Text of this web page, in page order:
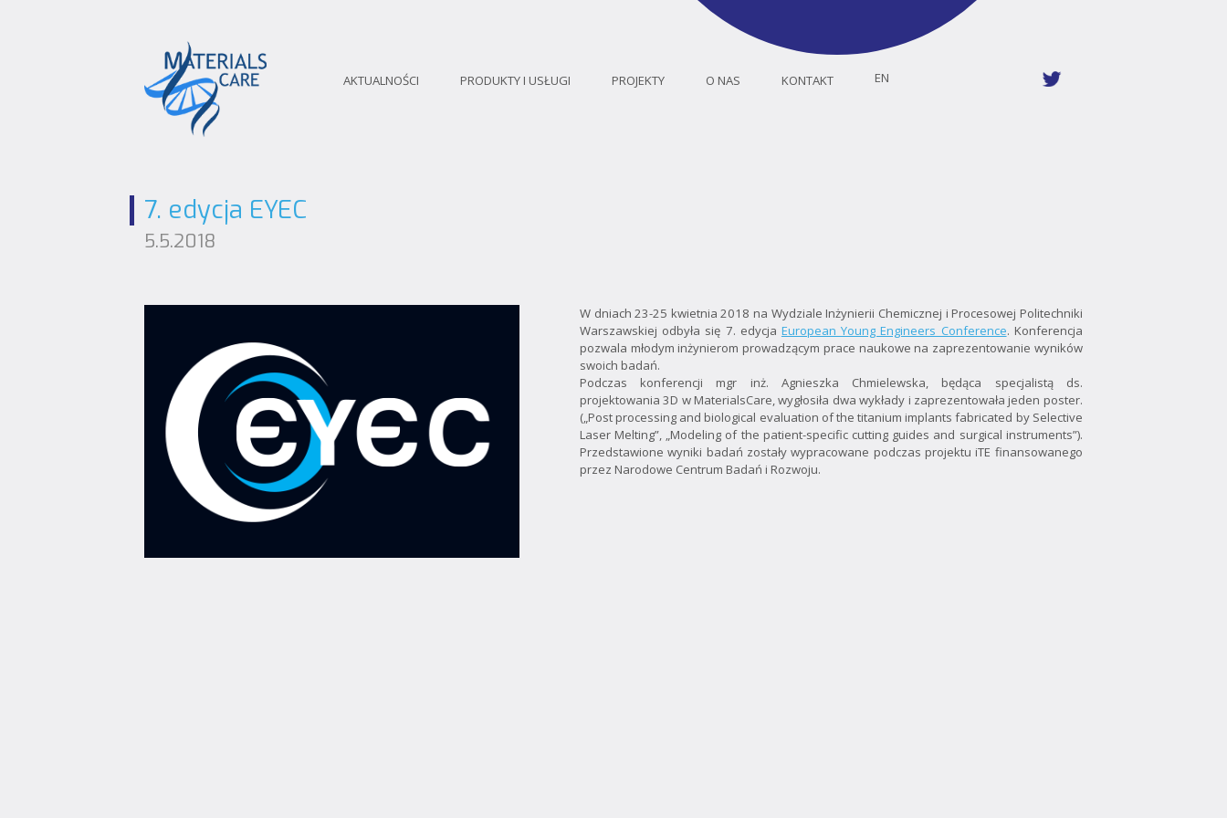
AKTUALNOŚCI PRODUKTY I USŁUGI PROJEKTY O NAS KONTAKT EN
7. edycja EYEC
5.5.2018
W dniach 23-25 kwietnia 2018 na Wydziale Inżynierii Chemicznej i Procesowej Politechniki
Warszawskiej odbyła się 7. edycja European Young Engineers Conference. Konferencja
pozwala młodym inżynierom prowadzącym prace naukowe na zaprezentowanie wyników
swoich badań.
Podczas konferencji mgr inż. Agnieszka Chmielewska, będąca specjalistą ds.
projektowania 3D w MaterialsCare, wygłosiła dwa wykłady i zaprezentowała jeden poster.
(„Post processing and biological evaluation of the titanium implants fabricated by Selective
Laser Melting”, „Modeling of the patient-specific cutting guides and surgical instruments”).
Przedstawione wyniki badań zostały wypracowane podczas projektu iTE finansowanego
przez Narodowe Centrum Badań i Rozwoju.